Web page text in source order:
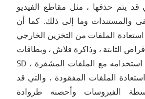
قد يتم حذفها ، مثل مقاطع الفيديو
والمستندات وما إلى ذلك. كما أن
استعادة الملفات من التخزين الخارجي
الثابتة ، وذاكرة فلاش ، وبطاقات
استخدامه مع الملفات المشفرة
الملفات المفقودة ، والتي قد
الفيروسات وأحصنة طروادة